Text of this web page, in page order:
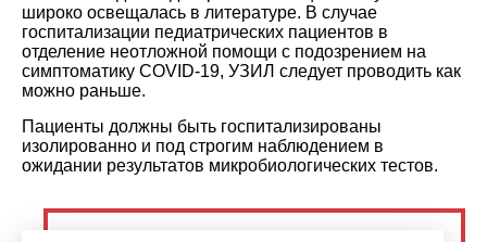
широко освещалась в литературе. В случае
госпитализации педиатрических пациентов в
отделение неотложной помощи с подозрением на
симптоматику COVID-19, УЗИЛ следует проводить как
можно раньше.
Пациенты должны быть госпитализированы
изолированно и под строгим наблюдением в
ожидании результатов микробиологических тестов.